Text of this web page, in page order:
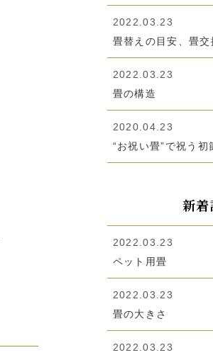
2022.03.23
畳替えの目安、畳交
2022.03.23
畳の構造
2020.04.23
“お祝い畳”で祝う初
新
2022.03.23
ペット用畳
2022.03.23
畳の大きさ
2022.03.23